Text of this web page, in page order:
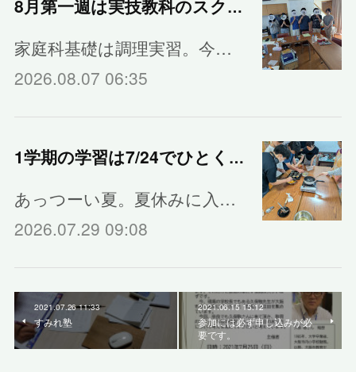
8月第一週は実技教科のスクーリング
家庭科基礎は調理実習。今…
2026.08.07 06:35
1学期の学習は7/24でひとくぎり
あっつーい夏。夏休みに入…
2026.07.29 09:08
2021.07.26 11:33
すみれ塾
2021.06.15 15:12
参加には必ず申し込みが必
要です。